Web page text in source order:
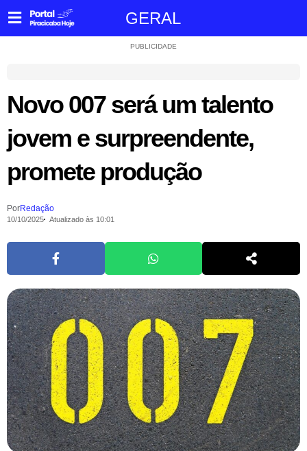
GERAL
PUBLICIDADE
Novo 007 será um talento
jovem e surpreendente,
promete produção
PorRedação
10/10/2025 Atualizado às 10:01